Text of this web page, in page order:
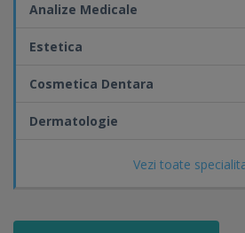
Vezi toate
Analize Medicale
Estetica
Cosmetica Dentara
Dermatologie